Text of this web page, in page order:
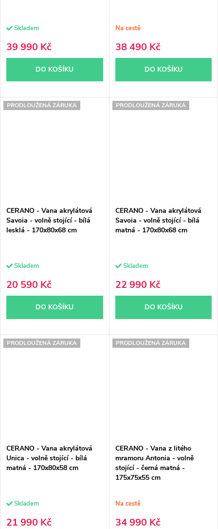
Skladem
39 990 Kč
DO KOŠÍKU
Na cestě
38 490 Kč
DO KOŠÍKU
PRODLOUŽENÁ ZÁRUKA
CERANO - Vana akrylátová
Savoia - volně stojící - bílá
lesklá - 170x80x68 cm
Skladem
20 590 Kč
DO KOŠÍKU
PRODLOUŽENÁ ZÁRUKA
CERANO - Vana akrylátová
Savoia - volně stojící - bílá
matná - 170x80x68 cm
Skladem
22 990 Kč
DO KOŠÍKU
PRODLOUŽENÁ ZÁRUKA
CERANO - Vana akrylátová
Unica - volně stojící - bílá
matná - 170x80x58 cm
Skladem
21 990 Kč
PRODLOUŽENÁ ZÁRUKA
CERANO - Vana z litého
mramoru Antonia - volně
stojící - černá matná -
175x75x55 cm
Na cestě
34 990 Kč